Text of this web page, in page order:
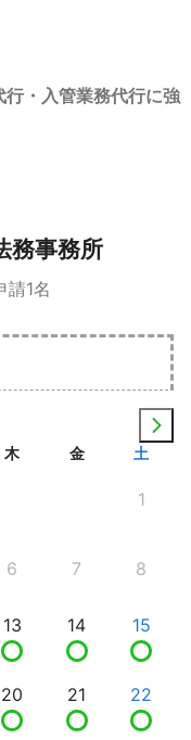
・入管業務代行に強
務事務所
請1名
木 金 土
1
6 7 8
13 14 15
20 21 22